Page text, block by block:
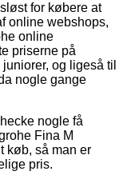
for købere at
online webshops,
online
priserne på
og ligeså til
nogle gange
nogle få
Fina M
køb, så man er
pris.